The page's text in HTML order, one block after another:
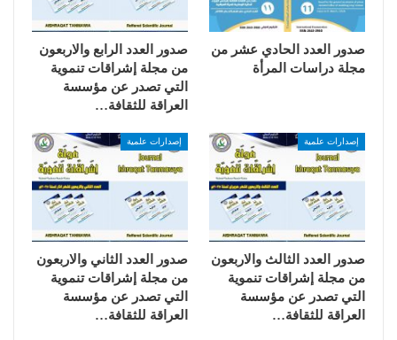
صدور العدد الحادي عشر من
مجلة دراسات المرأة
صدور العدد الرابع والاربعون
من مجلة إشراقات تنموية
التي تصدر عن مؤسسة
العراقة للثقافة…
إصدارات علمية
صدور العدد الثالث والاربعون
من مجلة إشراقات تنموية
التي تصدر عن مؤسسة
العراقة للثقافة…
إصدارات علمية
صدور العدد الثاني والاربعون
من مجلة إشراقات تنموية
التي تصدر عن مؤسسة
العراقة للثقافة…